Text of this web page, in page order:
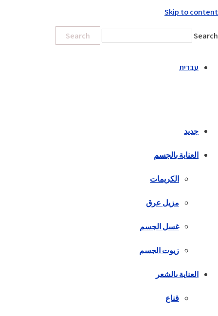
Skip to content
Search
Search
עברית
جديد
العناية بالجسم
الكريمات
مزيل عرق
غسل الجسم
زيوت الجسم
العناية بالشعر
قناع